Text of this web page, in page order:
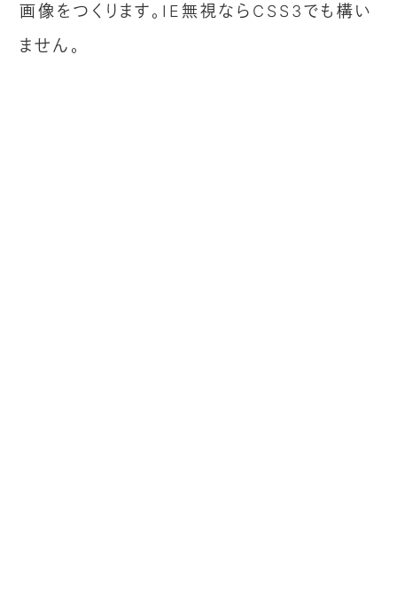
画像をつくります。IE無視ならCSS3でも構い
ません。